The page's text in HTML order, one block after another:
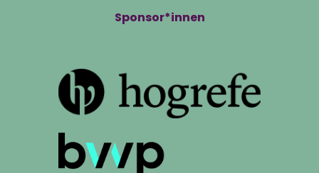
Sponsor*innen